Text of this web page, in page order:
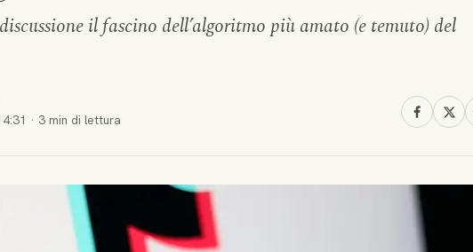
il fascino dell’algoritmo più amato (e temuto) del
· 3 min di lettura